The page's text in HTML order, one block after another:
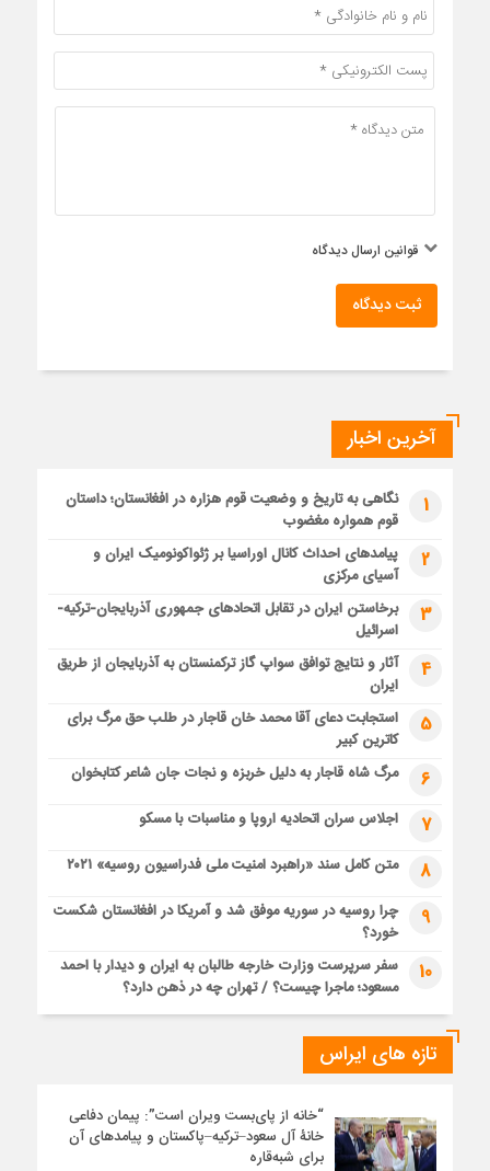
قوانین ارسال دیدگاه
ثبت دیدگاه
آخرین اخبار
1
نگاهی به تاریخ و وضعیت قوم هزاره در افغانستان؛ داستان
قوم همواره مغضوب
2
پیامدهای احداث کانال اوراسیا بر ژئواکونومیک ایران و
آسیای مرکزی
3
برخاستن ایران در تقابل اتحادهای جمهوری آذربایجان-ترکیه-
اسرائیل
4
آثار و نتایج توافق سواپ گاز ترکمنستان به آذربایجان از طریق
ایران
5
استجابت دعای آقا محمد خان قاجار در طلب حق مرگ برای
کاترین کبیر
6 مرگ شاه قاجار به دلیل خربزه و نجات جان شاعر کتابخوان
7 اجلاس سران اتحادیه اروپا و مناسبات با مسکو
8 متن کامل سند «راهبرد امنیت ملی فدراسیون روسیه» ۲۰۲۱
9
چرا روسیه در سوریه موفق شد و آمریکا در افغانستان شکست
خورد؟
10
سفر سرپرست وزارت خارجه طالبان به ایران و دیدار با احمد
مسعود؛ ماجرا چیست؟ / تهران چه در ذهن دارد؟
تازه های ایراس
“خانه از پای‌بست ویران است”: پیمان دفاعی
خانۀ آل سعود–ترکیه–پاکستان و پیامدهای آن
برای شبه‌قاره